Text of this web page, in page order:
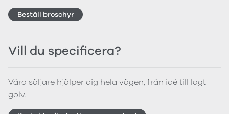
Beställ broschyr
Vill du specificera?
Våra säljare hjälper dig hela vägen, från idé till lagt
golv.